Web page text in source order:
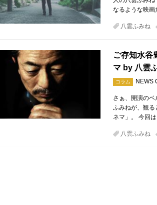
なるような映
八雲ふみね
ご存知水谷
マ by 八雲
コラム NEWS
さぁ、開演の
ふみねが、観る
ネマ」。 今回
八雲ふみね